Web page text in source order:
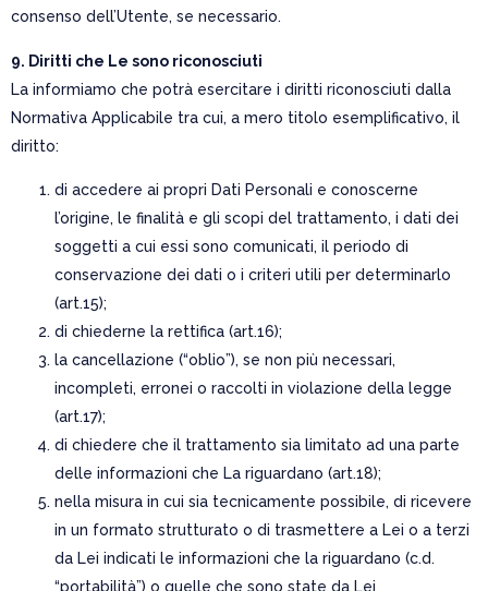
consenso dell’Utente, se necessario.
9. Diritti che Le sono riconosciuti
La informiamo che potrà esercitare i diritti riconosciuti dalla
Normativa Applicabile tra cui, a mero titolo esemplificativo, il
diritto:
di accedere ai propri Dati Personali e conoscerne
l’origine, le finalità e gli scopi del trattamento, i dati dei
soggetti a cui essi sono comunicati, il periodo di
conservazione dei dati o i criteri utili per determinarlo
(art.15);
di chiederne la rettifica (art.16);
la cancellazione (“oblio”), se non più necessari,
incompleti, erronei o raccolti in violazione della legge
(art.17);
di chiedere che il trattamento sia limitato ad una parte
delle informazioni che La riguardano (art.18);
nella misura in cui sia tecnicamente possibile, di ricevere
in un formato strutturato o di trasmettere a Lei o a terzi
da Lei indicati le informazioni che la riguardano (c.d.
“portabilità”) o quelle che sono state da Lei